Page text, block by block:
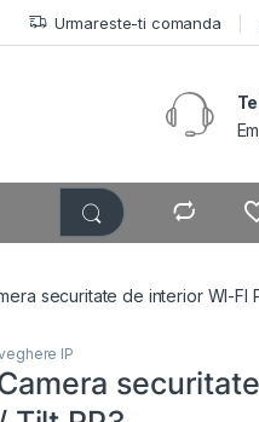
Urmareste-ti comanda
securitate de interior WI-FI
IP